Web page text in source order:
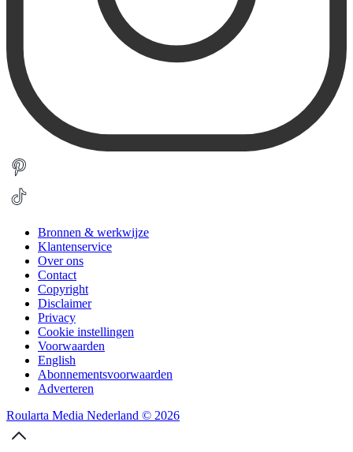
Bronnen & werkwijze
Klantenservice
Over ons
Contact
Copyright
Disclaimer
Privacy
Cookie instellingen
Voorwaarden
English
Abonnementsvoorwaarden
Adverteren
Roularta Media Nederland © 2026